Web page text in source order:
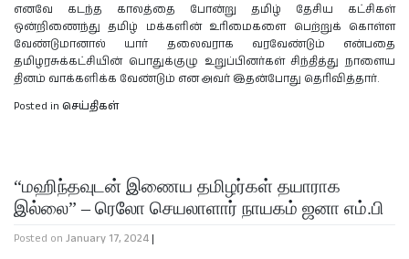
எனவே கடந்த காலத்தை போன்று தமிழ் தேசிய கட்சிகள்
ஒன்றிணைந்து தமிழ் மக்களின் உரிமைகளை பெற்றுக் கொள்ள
வேண்டுமானால் யார் தலைவராக வரவேண்டும் என்பதை
தமிழரசுக்கட்சியின் பொதுக்குழு உறுப்பினர்கள் சிந்தித்து நாளைய
தினம் வாக்களிக்க வேண்டும் என அவர் இதன்போது தெரிவித்தார்.
Posted in செய்திகள்
“மஹிந்தவுடன் இணைய தமிழர்கள் தயாராக
இல்லை” – ரெலோ செயலாளார் நாயகம் ஜனா எம்.பி
Posted on January 17, 2024 |